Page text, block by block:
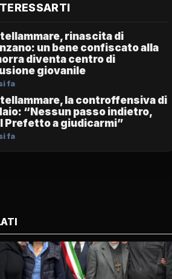
rinascita di
un bene confiscato alla
diventa centro di
giovanile
fa
la controffensiva di
“Nessun passo indietro,
Prefetto a giudicarmi”
fa